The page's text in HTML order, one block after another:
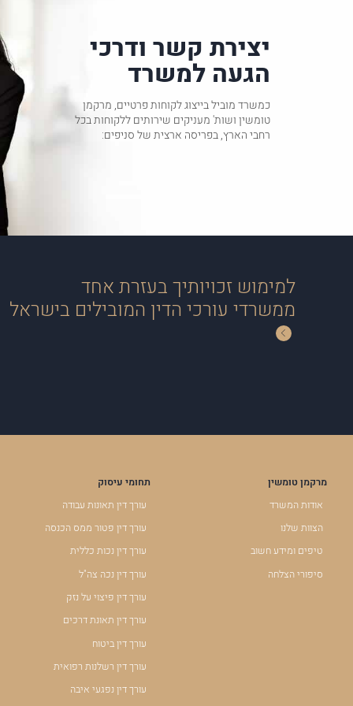
יצירת קשר ודרכי
הגעה למשרד
כמשרד מוביל בייצוג לקוחות פרטיים, מרקמן
טומשין ושות' מעניקים שירותים ללקוחות בכל
רחבי הארץ, בפריסה ארצית של סניפים:
למימוש זכויותיך בעזרת אחד
ממשרדי עורכי הדין המובילים בישראל
מרקמן טומשין
אודות המשרד
הצוות שלנו
טיפים ומידע חשוב
סיפורי הצלחה
תחומי עיסוק
עורך דין תאונות עבודה
עורך דין פטור ממס הכנסה
עורך דין נכות כללית
עורך דין נכה צה"ל
עורך דין פיצוי על נזק
עורך דין תאונת דרכים
עורך דין ביטוח
עורך דין רשלנות רפואית
עורך דין נפגעי איבה